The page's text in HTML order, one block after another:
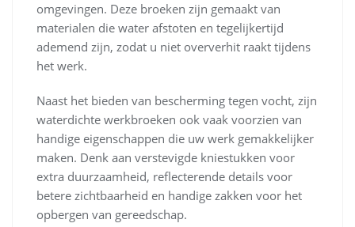
omgevingen. Deze broeken zijn gemaakt van
materialen die water afstoten en tegelijkertijd
ademend zijn, zodat u niet oververhit raakt tijdens
het werk.
Naast het bieden van bescherming tegen vocht, zijn
waterdichte werkbroeken ook vaak voorzien van
handige eigenschappen die uw werk gemakkelijker
maken. Denk aan verstevigde kniestukken voor
extra duurzaamheid, reflecterende details voor
betere zichtbaarheid en handige zakken voor het
opbergen van gereedschap.